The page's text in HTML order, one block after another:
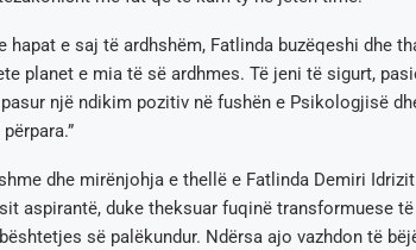
hapat e saj të ardhshëm, Fatlinda buzëqeshi dhe
planet e mia të së ardhmes. Të jeni të sigurt,
një ndikim pozitiv në fushën e Psikologjisë
dhe mirënjohja e thellë e Fatlinda Demiri
aspirantë, duke theksuar fuqinë transformuese
së palëkundur. Ndërsa ajo vazhdon të